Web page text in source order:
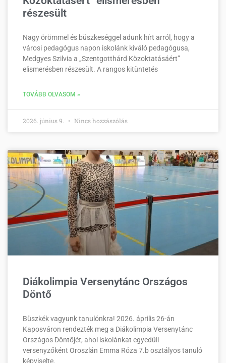
részesült
Nagy örömmel és büszkeséggel adunk hírt arról, hogy a
városi pedagógus napon iskolánk kiváló pedagógusa,
Medgyes Szilvia a „Szentgotthárd Közoktatásáért”
elismerésben részesült. A rangos kitüntetés
TOVÁBB OLVASOM »
2026. június 9. Nincs hozzászólás
Diákolimpia Versenytánc Országos
Döntő
Büszkék vagyunk tanulónkra! 2026. április 26-án
Kaposváron rendezték meg a Diákolimpia Versenytánc
Országos Döntőjét, ahol iskolánkat egyedüli
versenyzőként Oroszlán Emma Róza 7.b osztályos tanuló
képviselte.